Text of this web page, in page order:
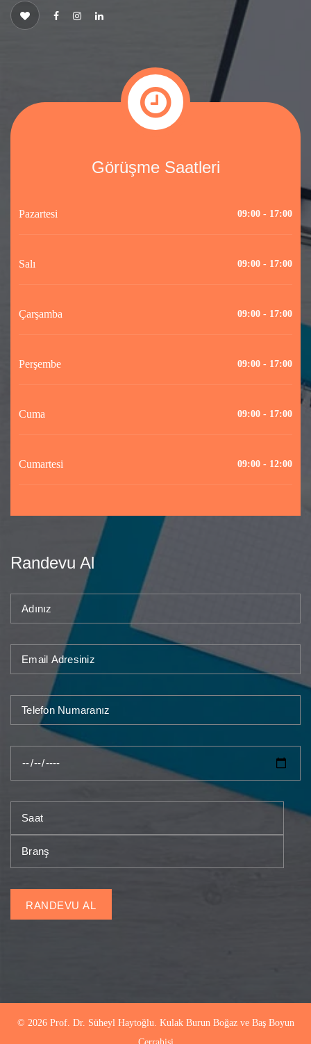
Görüşme Saatleri
Pazartesi 09:00 - 17:00
Salı 09:00 - 17:00
Çarşamba 09:00 - 17:00
Perşembe 09:00 - 17:00
Cuma 09:00 - 17:00
Cumartesi 09:00 - 12:00
Randevu Al
© 2026 Prof. Dr. Süheyl Haytoğlu. Kulak Burun Boğaz ve Baş Boyun